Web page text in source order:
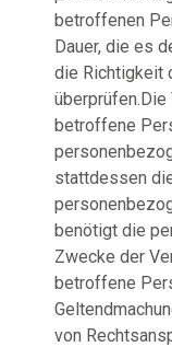
betroffenen
Dauer, die es
die Richtigkeit
betroffene
stattdessen
benötigt die
Zwecke der
betroffene
von